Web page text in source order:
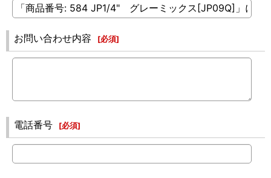
お問い合わせ内容 [必須]
電話番号 [必須]